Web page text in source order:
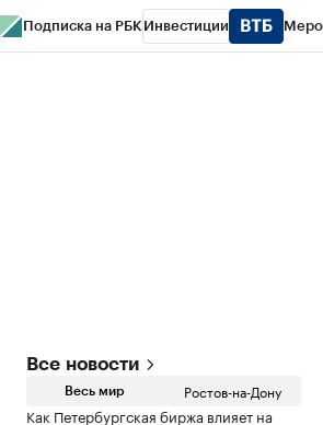
Подписка на РБК Инвестиции
Все новости
Весь мир Ростов-на-Дону
Как Петербургская биржа влияет на